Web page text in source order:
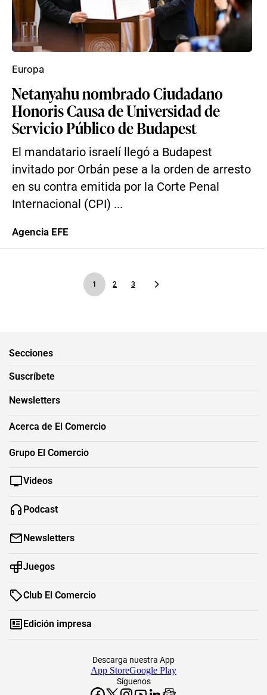
Netanyahu nombrado Ciudadano
Honoris Causa de Universidad de
Servicio Público de Budapest
El mandatario israelí llegó a Budapest
invitado por Orbán pese a la orden de arresto
en su contra emitida por la Corte Penal
Internacional (CPI) ...
Europa
Agencia EFE
1 2 3
Secciones
Suscríbete
Newsletters
Acerca de El Comercio
Grupo El Comercio
Videos
Podcast
Newsletters
Juegos
Club El Comercio
Edición impresa
Síguenos
Descarga nuestra App
App StoreGoogle Play